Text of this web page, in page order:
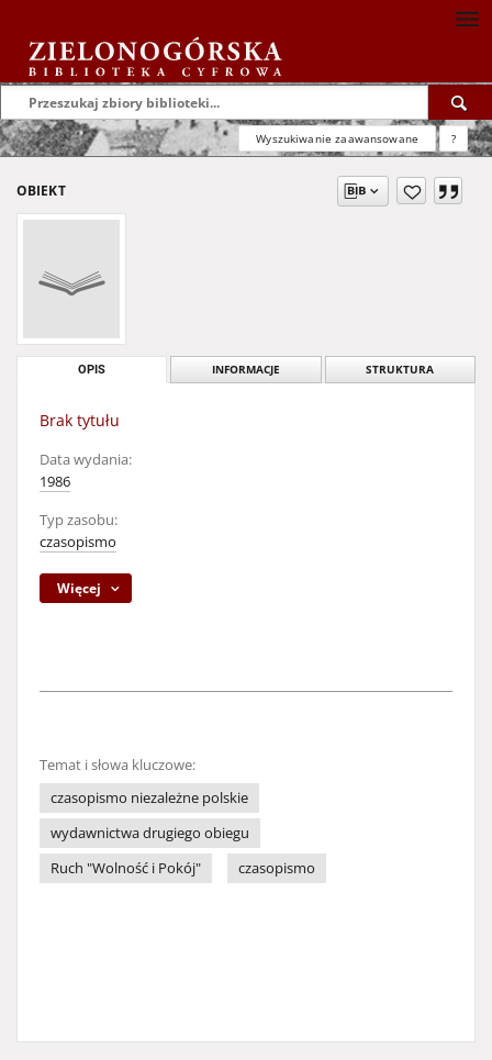
Wyszukiwanie zaawansowane ?
OBIEKT
OPIS INFORMACJE STRUKTURA
Brak tytułu
Data wydania:
1986
Typ zasobu:
czasopismo
Więcej
Temat i słowa kluczowe:
czasopismo niezależne polskie
wydawnictwa drugiego obiegu
Ruch "Wolność i Pokój"
czasopismo